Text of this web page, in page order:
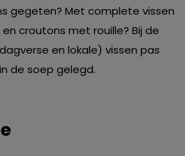
gegeten? Met complete vissen
croutons met rouille? Bij de
en lokale) vissen pas
de soep gelegd.